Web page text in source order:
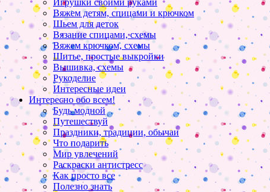
Игрушки своими руками
Вяжем детям, спицами и крючком
Шьем для деток
Вязание спицами, схемы
Вяжем крючком, схемы
Шитье, простые выкройки
Вышивка, схемы
Рукоделие
Интересные идеи
Интересно обо всем!
Будь модной
Путешествуй
Праздники, традиции, обычаи
Что подарить
Мир увлечений
Раскраски антистресс
Как просто все
Полезно знать